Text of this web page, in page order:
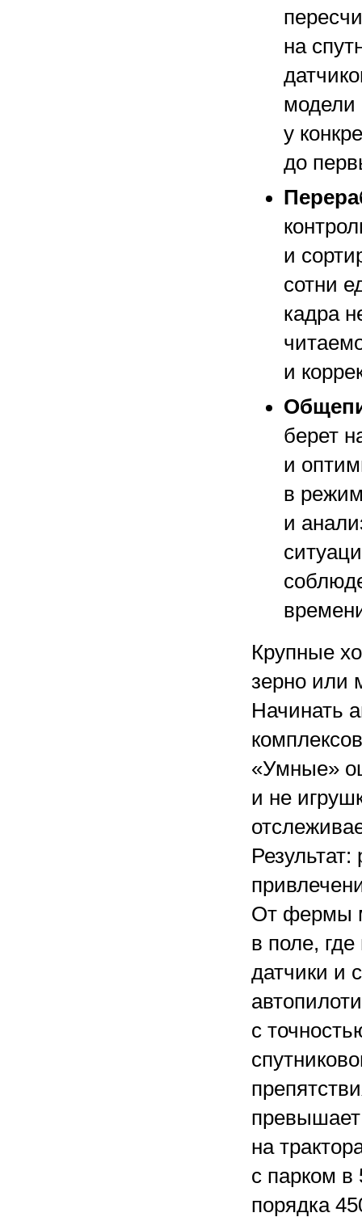
на
модели
у
до
и
сотни
кадра
и
берет
и
в
и
Крупные
зерно или
Начинать
«Умные»
и не
От фермы
в поле,
датчики и
с
превышает
на
с парком в
порядка